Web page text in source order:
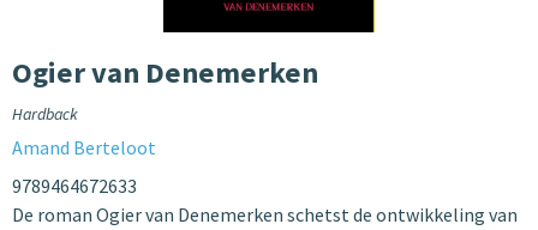
Ogier van Denemerken
Hardback
Amand Berteloot
9789464672633
De roman Ogier van Denemerken schetst de ontwikkeling van